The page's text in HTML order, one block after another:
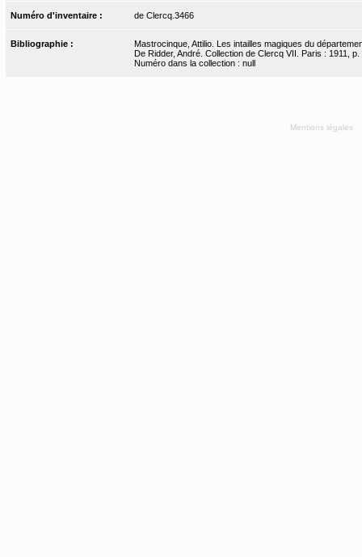
Numéro d'inventaire : de Clercq.3466
Bibliographie :
Mastrocinque, Attilio. Les intailles magiques du
De Ridder, André. Collection de Clercq VII. Paris : 1911, p.
Numéro dans la collection : null
Mentions légales